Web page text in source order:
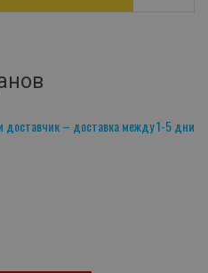
доставчик – доставка между 1-5 дни